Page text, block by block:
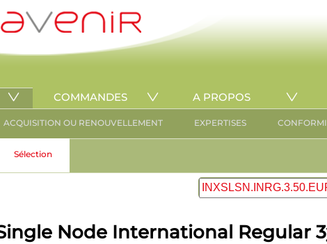
COMMANDES A PROPOS
ACQUISITION OU RENOUVELLEMENT EXPERTISES
Sélection
Node International Regular